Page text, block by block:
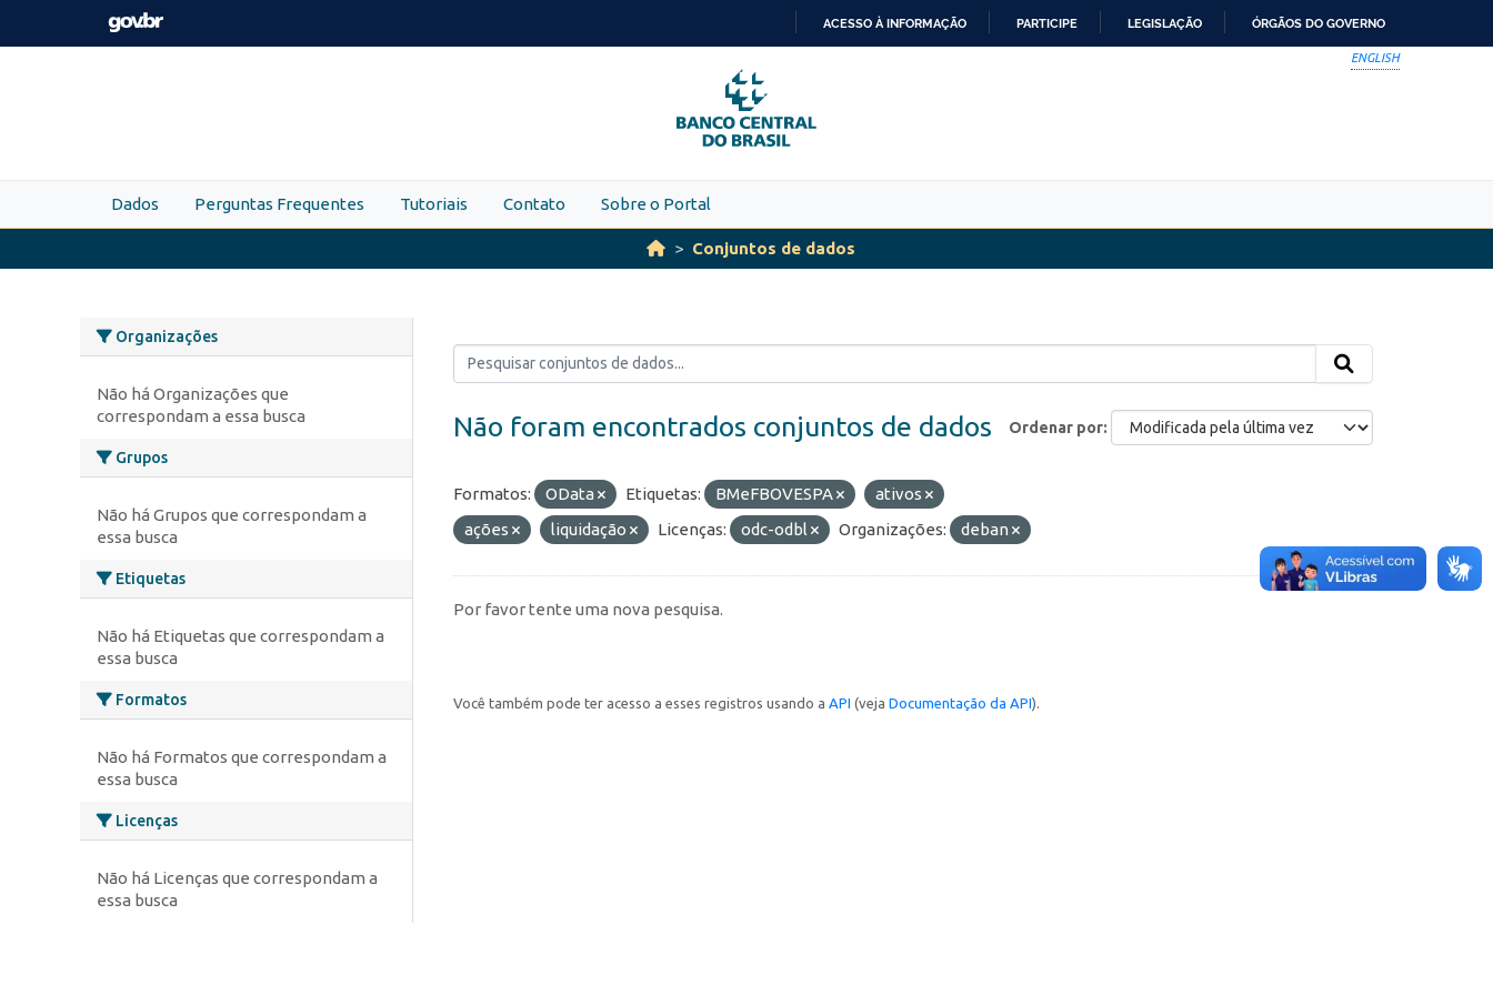
Skip to main content
PARA
O
CONTEÚDO
ACESSO À INFORMAÇÃO PARTICIPE LEGISLAÇÃO ÓRGÃOS DO GOVERNO
ENGLISH
Dados Perguntas Frequentes Tutoriais Contato Sobre o Portal
Conjuntos de dados
Organizações
Não há Organizações que
correspondam a essa busca
Grupos
Não há Grupos que correspondam a
essa busca
Etiquetas
Não há Etiquetas que correspondam a
essa busca
Formatos
Não há Formatos que correspondam a
essa busca
Licenças
Não há Licenças que correspondam a
essa busca
Ordenar por
Não foram encontrados conjuntos de dados
Formatos: OData Etiquetas: BMeFBOVESPA
ativos
ações
liquidação Licenças: odc-odbl Organizações: deban
Por favor tente uma nova pesquisa.
Você também pode ter acesso a esses registros usando a API (veja Documentação da API).